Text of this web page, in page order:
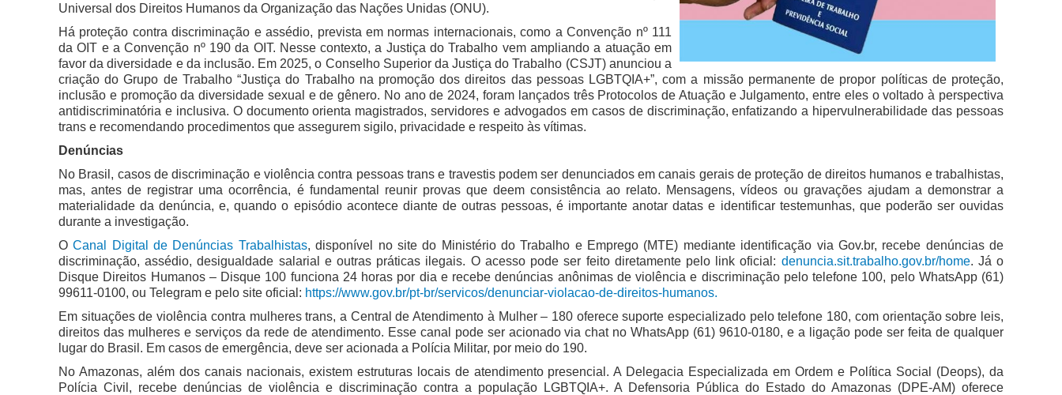
Universal dos Direitos Humanos da Organização das Nações Unidas (ONU).
Há proteção contra discriminação e assédio, prevista em normas internacionais, como a Convenção nº 111
da OIT e a Convenção nº 190 da OIT. Nesse contexto, a Justiça do Trabalho vem ampliando a atuação em
favor da diversidade e da inclusão. Em 2025, o Conselho Superior da Justiça do Trabalho (CSJT) anunciou a
criação do Grupo de Trabalho “Justiça do Trabalho na promoção dos direitos das pessoas LGBTQIA+”, com a missão permanente de propor políticas de proteção,
inclusão e promoção da diversidade sexual e de gênero. No ano de 2024, foram lançados três Protocolos de Atuação e Julgamento, entre eles o voltado à perspectiva
antidiscriminatória e inclusiva. O documento orienta magistrados, servidores e advogados em casos de discriminação, enfatizando a hipervulnerabilidade das pessoas
trans e recomendando procedimentos que assegurem sigilo, privacidade e respeito às vítimas.
Denúncias
No Brasil, casos de discriminação e violência contra pessoas trans e travestis podem ser denunciados em canais gerais de proteção de direitos humanos e trabalhistas,
mas, antes de registrar uma ocorrência, é fundamental reunir provas que deem consistência ao relato. Mensagens, vídeos ou gravações ajudam a demonstrar a
materialidade da denúncia, e, quando o episódio acontece diante de outras pessoas, é importante anotar datas e identificar testemunhas, que poderão ser ouvidas
durante a investigação.
OCanal Digital de Denúncias Trabalhistas, disponível no site do Ministério do Trabalho e Emprego (MTE) mediante identificação via Gov.br, recebe denúncias de
discriminação, assédio, desigualdade salarial e outras práticas ilegais. O acesso pode ser feito diretamente pelo link oficial: denuncia.sit.trabalho.gov.br/home. Já o
Disque Direitos Humanos – Disque 100 funciona 24 horas por dia e recebe denúncias anônimas de violência e discriminação pelo telefone 100, pelo WhatsApp (61)
99611-0100, ou Telegram e pelo site oficial: https://www.gov.br/pt-br/servicos/denunciar-violacao-de-direitos-humanos.
Em situações de violência contra mulheres trans, a Central de Atendimento à Mulher – 180 oferece suporte especializado pelo telefone 180, com orientação sobre leis,
direitos das mulheres e serviços da rede de atendimento. Esse canal pode ser acionado via chat no WhatsApp (61) 9610-0180, e a ligação pode ser feita de qualquer
lugar do Brasil. Em casos de emergência, deve ser acionada a Polícia Militar, por meio do 190.
No Amazonas, além dos canais nacionais, existem estruturas locais de atendimento presencial. A Delegacia Especializada em Ordem e Política Social (Deops), da
Polícia Civil, recebe denúncias de violência e discriminação contra a população LGBTQIA+. A Defensoria Pública do Estado do Amazonas (DPE-AM) oferece